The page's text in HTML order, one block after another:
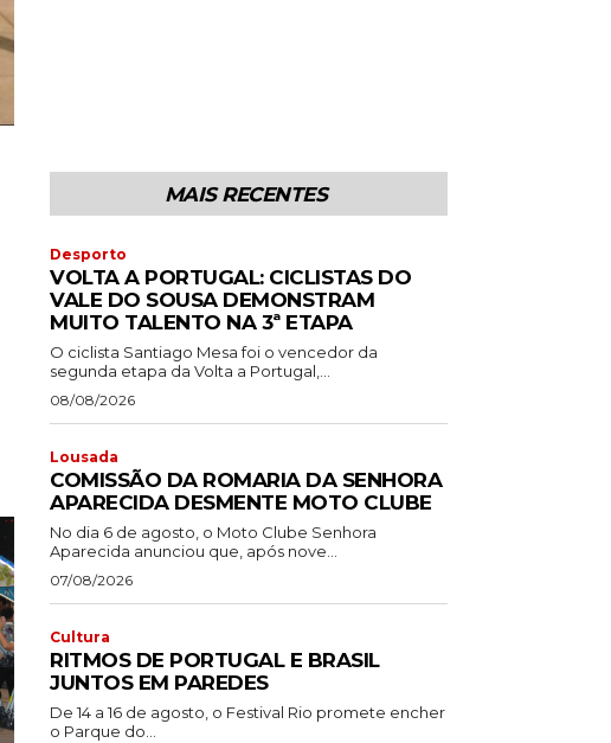
MAIS RECENTES
Desporto
VOLTA A PORTUGAL: CICLISTAS DO
VALE DO SOUSA DEMONSTRAM
MUITO TALENTO NA 3ª ETAPA
O ciclista Santiago Mesa foi o vencedor da
segunda etapa da Volta a Portugal,...
08/08/2026
Lousada
COMISSÃO DA ROMARIA DA SENHORA
APARECIDA DESMENTE MOTO CLUBE
No dia 6 de agosto, o Moto Clube Senhora
Aparecida anunciou que, após nove...
07/08/2026
Cultura
RITMOS DE PORTUGAL E BRASIL
JUNTOS EM PAREDES
De 14 a 16 de agosto, o Festival Rio promete encher
o Parque do...